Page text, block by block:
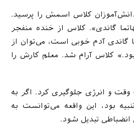
کلاس اسمش را پرسید.
گاندی». کلاس از خنده منفجر
گاندی آدم خوبی است، می‌توان از
کلاس آرام شد. معلم کارش را
وقت و انرژی جلوگیری کرد. اگر به
بود، این واقعه می‌توانست به
انضباطی تبدیل شود.